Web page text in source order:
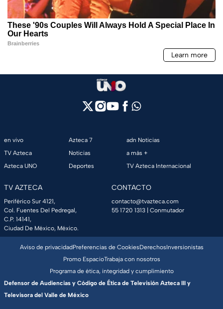
en vivo
TV Azteca
Azteca UNO
Azteca 7
Noticias
Deportes
adn Noticias
a más +
TV Azteca Internacional
TV AZTECA
Periférico Sur 4121,
Col. Fuentes Del Pedregal,
C.P. 14141,
Ciudad De México, México.
CONTACTO
contacto@tvazteca.com
55 1720 1313 | Conmutador
Aviso de privacidadPreferencias de CookiesDerechosInversionistas
Promo EspacioTrabaja con nosotros
Programa de ética, integridad y cumplimiento
Defensor de Audiencias y Código de Ética de Televisión Azteca III y
Televisora del Valle de México